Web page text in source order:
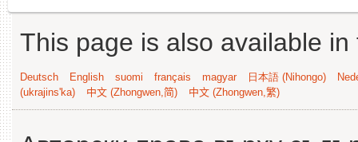
This page is also available
Deutsch English suomi français magyar 日本語 (Nihongo)
(ukrajins'ka)
中文 (Zhongwen,简) 中文 (Zhongwen,繁)